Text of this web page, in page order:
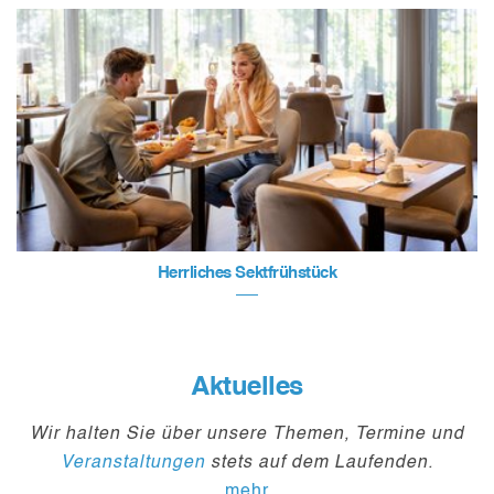
Herrliches Sektfrühstück
Aktuelles
Wir halten Sie über unsere Themen, Termine und
Veranstaltungen stets auf dem Laufenden.